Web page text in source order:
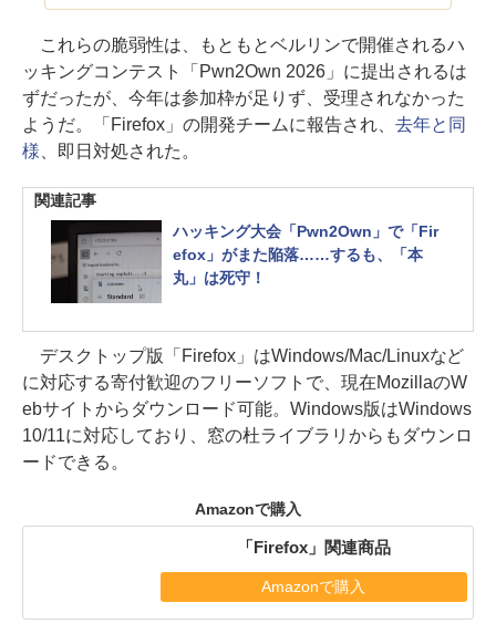
これらの脆弱性は、もともとベルリンで開催されるハ
ッキングコンテスト「Pwn2Own 2026」に提出されるは
ずだったが、今年は参加枠が足りず、受理されなかった
ようだ。「Firefox」の開発チームに報告され、 去年と同
様 、即日対処された。
関連記事
ハッキング大会「Pwn2Own」で「Fir
efox」がまた陥落……するも、「本
丸」は死守！
デスクトップ版「Firefox」はWindows/Mac/Linuxなど
に対応する寄付歓迎のフリーソフトで、現在MozillaのW
ebサイトからダウンロード可能。Windows版はWindows
10/11に対応しており、窓の杜ライブラリからもダウンロ
ードできる。
Amazonで購入
「Firefox」関連商品
Amazonで購入